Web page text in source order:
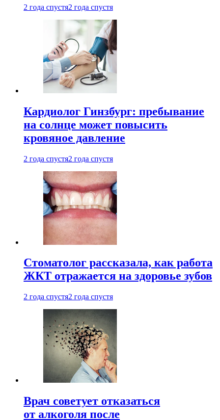
2 года спустя2 года спустя
Кардиолог Гинзбург: пребывание
на солнце может повысить
кровяное давление
2 года спустя2 года спустя
Стоматолог рассказала, как работа
ЖКТ отражается на здоровье зубов
2 года спустя2 года спустя
Врач советует отказаться
от алкоголя после